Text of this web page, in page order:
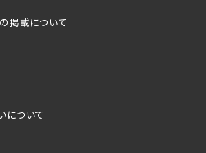
掲載について
について